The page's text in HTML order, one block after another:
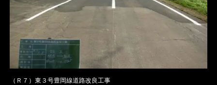
（Ｒ７）東３号豊岡線道路改良工事